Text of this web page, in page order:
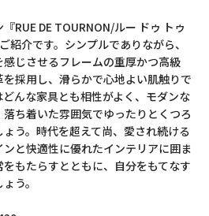
RUE DE TOURNON/ルー ドゥ トゥ
紹介です。シンプルでありながら、
じさせるフレームの重厚かつ高級
採用し、滑らかで心地よい肌触りで
んな家具とも相性がよく、モダンな
ち着いた雰囲気でゆったりとくつろ
う。時代を超えて尚、愛され続ける
と快適性に優れたインテリアに囲ま
もたらすとともに、自分をもてなす
う。